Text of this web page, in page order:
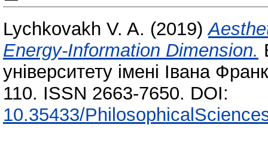
Lychkovakh V. A. (2019)
Energy-Information Dimension.
університету імені Івана
110. ISSN 2663-7650. DOI:
10.35433/